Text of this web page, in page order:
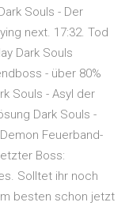
Souls - Der
next. 17:32. Tod
Dark Souls
- über 80%
Souls - Asyl der
Dark Souls -
Feuerband-
Boss:
Solltet ihr noch
besten schon jetzt